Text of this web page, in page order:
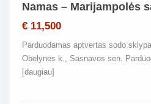
Namas – Marijampolės
€ 11,500
Parduodamas aptvertas sodo
Obelynės k., Sasnavos sen.
[daugiau]